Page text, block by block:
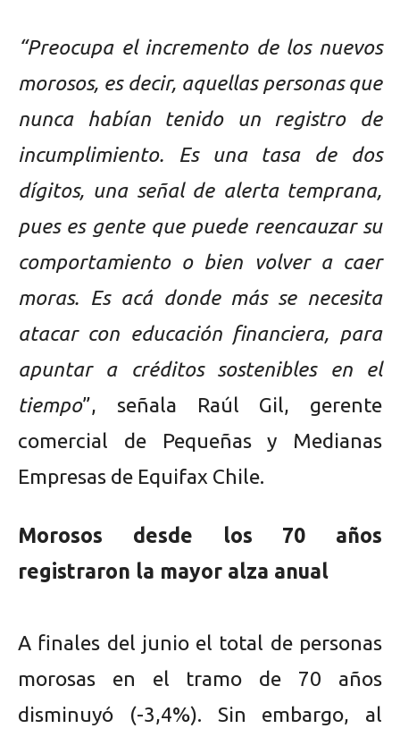
“Preocupa el incremento de los nuevos
morosos, es decir, aquellas personas que
nunca habían tenido un registro de
incumplimiento. Es una tasa de dos
dígitos, una señal de alerta temprana,
pues es gente que puede reencauzar su
comportamiento o bien volver a caer
moras. Es acá donde más se necesita
atacar con educación financiera, para
apuntar a créditos sostenibles en el
tiempo”, señala Raúl Gil, gerente
comercial de Pequeñas y Medianas
Empresas de Equifax Chile.
Morosos desde los 70 años
registraron la mayor alza anual
A finales del junio el total de personas
morosas en el tramo de 70 años
disminuyó (-3,4%). Sin embargo, al